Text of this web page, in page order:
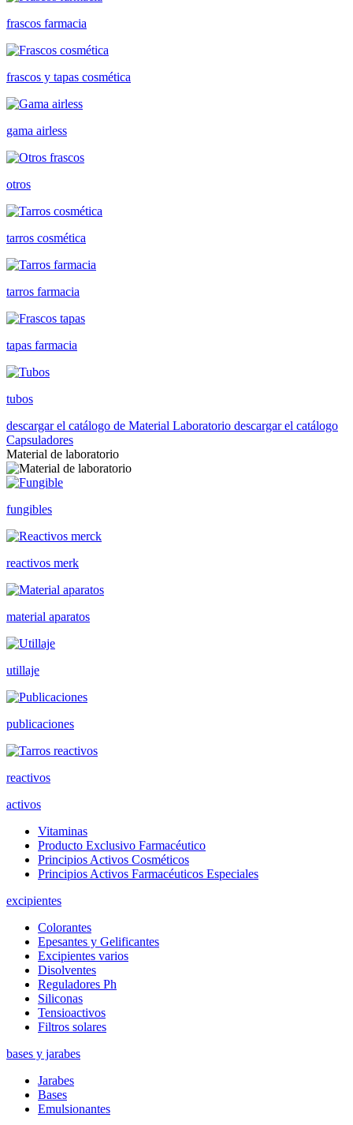
frascos farmacia
frascos y tapas cosmética
gama airless
otros
tarros cosmética
tarros farmacia
tapas farmacia
tubos
descargar el catálogo de Material Laboratorio descargar el catálogo
Capsuladores
Material de laboratorio
fungibles
reactivos merk
material aparatos
utillaje
publicaciones
reactivos
activos
Vitaminas
Producto Exclusivo Farmacéutico
Principios Activos Cosméticos
Principios Activos Farmacéuticos Especiales
excipientes
Colorantes
Epesantes y Gelificantes
Excipientes varios
Disolventes
Reguladores Ph
Siliconas
Tensioactivos
Filtros solares
bases y jarabes
Jarabes
Bases
Emulsionantes